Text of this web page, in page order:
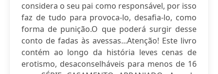
considera o seu pai como responsável, por isso
faz de tudo para provoca-lo, desafia-lo, como
forma de punição.O que poderá surgir desse
conto de fadas às avessas...Atenção! Este livro
contém ao longo da história leves cenas de
erotismo, desaconselháveis para menos de 16